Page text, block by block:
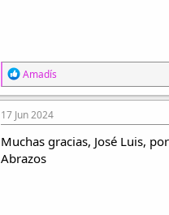
R
e
a
c
c
i
o
n
Amadís
17 Jun 2024
Muchas gracias, José Luis,
Abrazos